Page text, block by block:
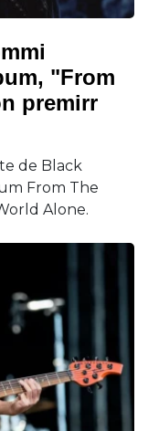
"From
premirr
de Black
From The
Alone.